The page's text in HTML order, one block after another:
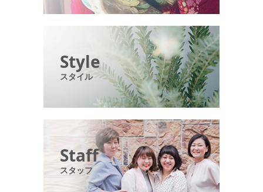
Style
スタイル
Staff
スタッフ